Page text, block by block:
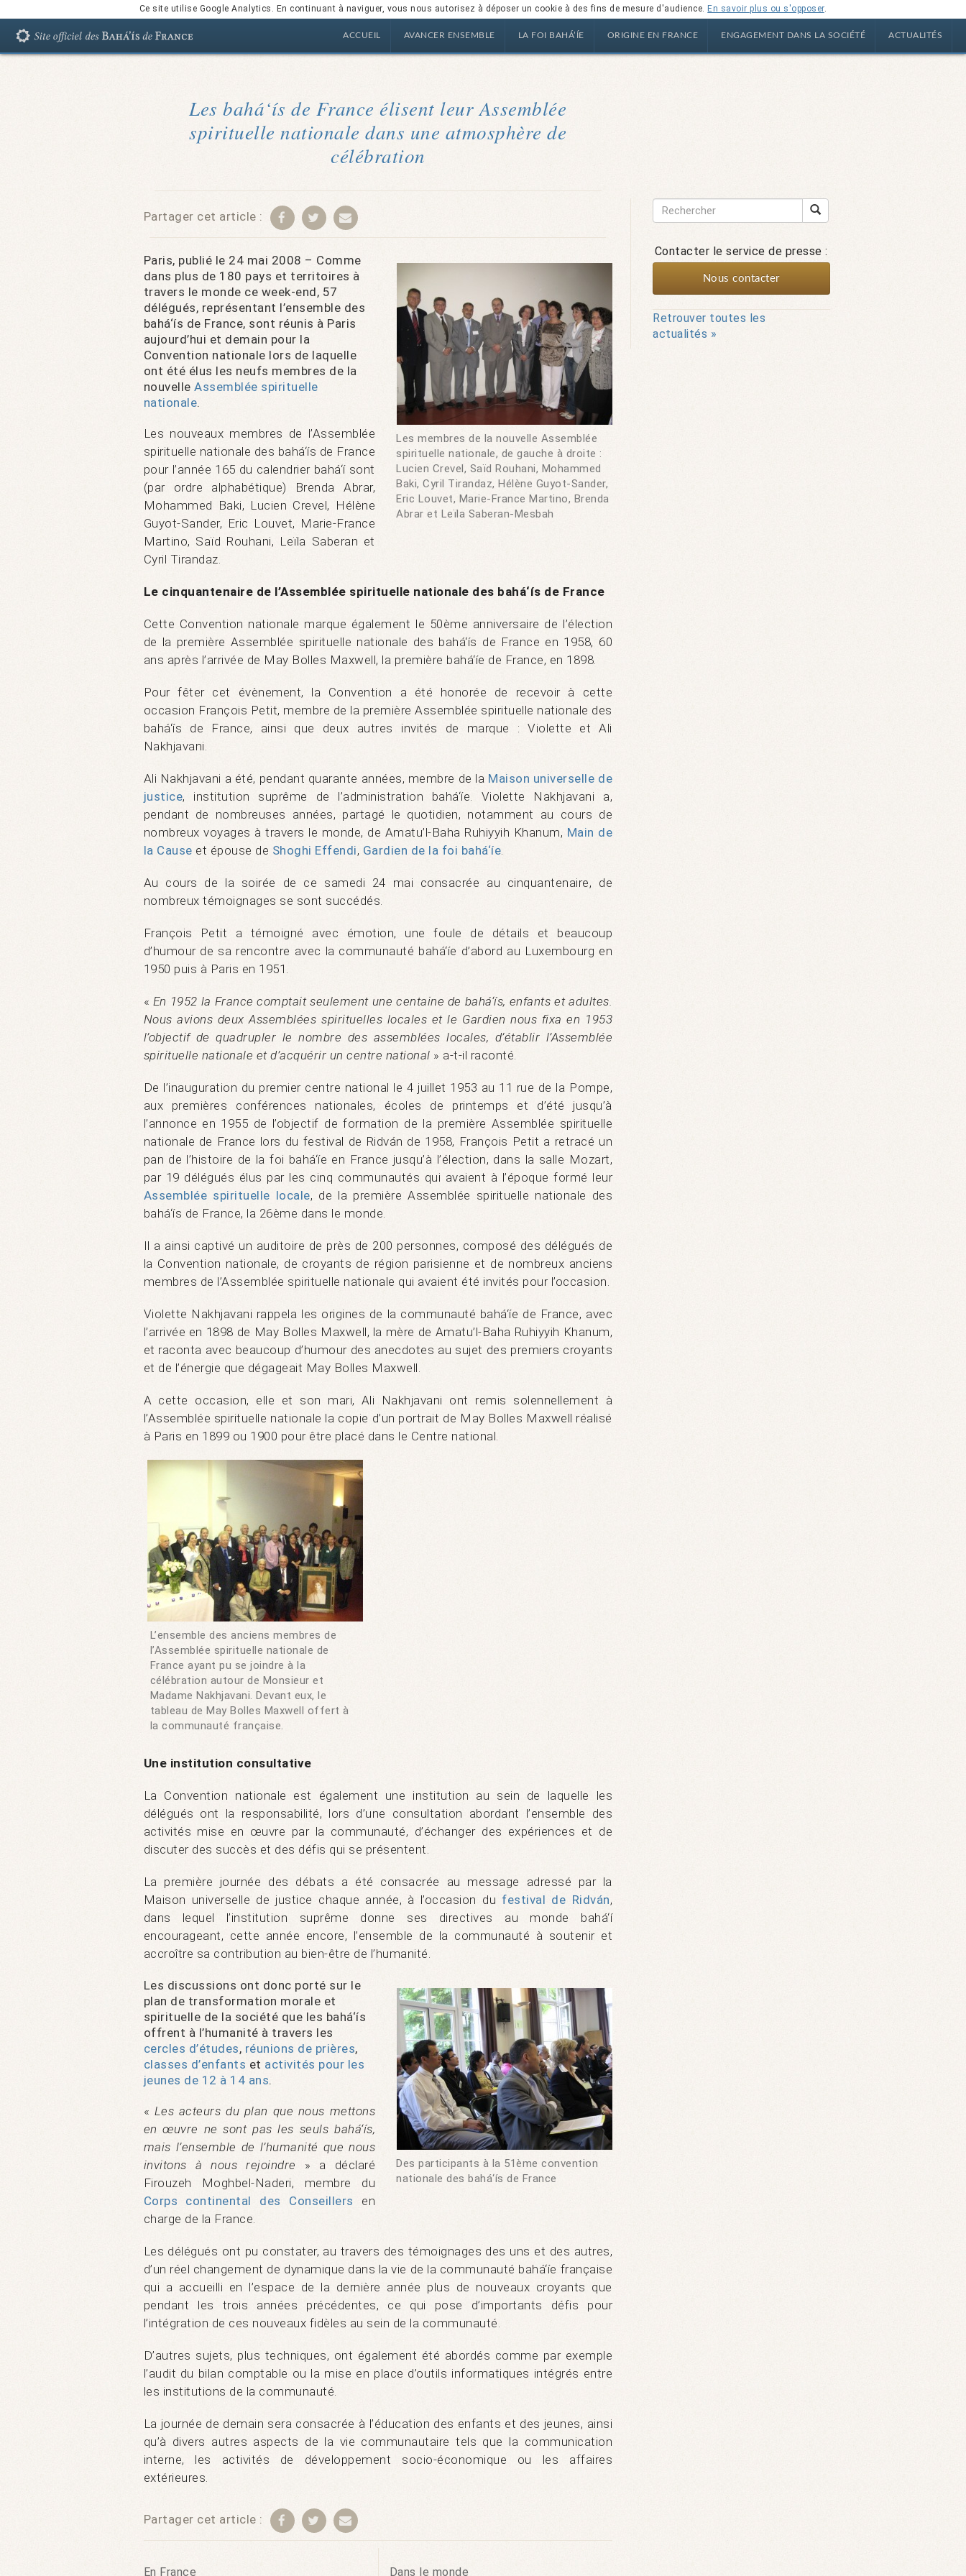
Ce site utilise Google Analytics. En continuant à naviguer, vous nous autorisez à déposer un cookie à des fins de mesure d'audience. En savoir plus ou s'opposer.
ACCUEIL AVANCER ENSEMBLE LA FOI BAHÁ’ÍE ORIGINE EN FRANCE ENGAGEMENT DANS LA SOCIÉTÉ ACTUALITÉS
Les bahá‘ís de France élisent leur Assemblée
spirituelle nationale dans une atmosphère de
célébration
Partager cet article :
Les membres de la nouvelle Assemblée
spirituelle nationale, de gauche à droite :
Lucien Crevel, Saïd Rouhani, Mohammed
Baki, Cyril Tirandaz, Hélène Guyot-Sander,
Eric Louvet, Marie-France Martino, Brenda
Abrar et Leïla Saberan-Mesbah
Paris, publié le 24 mai 2008 – Comme
dans plus de 180 pays et territoires à
travers le monde ce week-end, 57
délégués, représentant l’ensemble des
bahá‘ís de France, sont réunis à Paris
aujourd’hui et demain pour la
Convention nationale lors de laquelle
ont été élus les neufs membres de la
nouvelle Assemblée spirituelle
nationale.
Les nouveaux membres de l’Assemblée
spirituelle nationale des bahá‘ís de France
pour l’année 165 du calendrier bahá‘í sont
(par ordre alphabétique) Brenda Abrar,
Mohammed Baki, Lucien Crevel, Hélène
Guyot-Sander, Eric Louvet, Marie-France
Martino, Saïd Rouhani, Leïla Saberan et
Cyril Tirandaz.
Le cinquantenaire de l’Assemblée spirituelle nationale des bahá‘ís de France
Cette Convention nationale marque également le 50ème anniversaire de l’élection
de la première Assemblée spirituelle nationale des bahá‘ís de France en 1958, 60
ans après l’arrivée de May Bolles Maxwell, la première bahá‘íe de France, en 1898.
Pour fêter cet évènement, la Convention a été honorée de recevoir à cette
occasion François Petit, membre de la première Assemblée spirituelle nationale des
bahá‘ís de France, ainsi que deux autres invités de marque : Violette et Ali
Nakhjavani.
Ali Nakhjavani a été, pendant quarante années, membre de la Maison universelle de
justice, institution suprême de l’administration bahá‘íe. Violette Nakhjavani a,
pendant de nombreuses années, partagé le quotidien, notamment au cours de
nombreux voyages à travers le monde, de Amatu’l-Baha Ruhiyyih Khanum, Main de
la Cause et épouse de Shoghi Effendi, Gardien de la foi bahá‘íe.
Au cours de la soirée de ce samedi 24 mai consacrée au cinquantenaire, de
nombreux témoignages se sont succédés.
François Petit a témoigné avec émotion, une foule de détails et beaucoup
d’humour de sa rencontre avec la communauté bahá‘íe d’abord au Luxembourg en
1950 puis à Paris en 1951.
« En 1952 la France comptait seulement une centaine de bahá‘ís, enfants et adultes.
Nous avions deux Assemblées spirituelles locales et le Gardien nous fixa en 1953
l’objectif de quadrupler le nombre des assemblées locales, d’établir l’Assemblée
spirituelle nationale et d’acquérir un centre national » a-t-il raconté.
De l’inauguration du premier centre national le 4 juillet 1953 au 11 rue de la Pompe,
aux premières conférences nationales, écoles de printemps et d’été jusqu’à
l’annonce en 1955 de l’objectif de formation de la première Assemblée spirituelle
nationale de France lors du festival de Ridván de 1958, François Petit a retracé un
pan de l’histoire de la foi bahá‘íe en France jusqu’à l’élection, dans la salle Mozart,
par 19 délégués élus par les cinq communautés qui avaient à l’époque formé leur
Assemblée spirituelle locale, de la première Assemblée spirituelle nationale des
bahá‘ís de France, la 26ème dans le monde.
Il a ainsi captivé un auditoire de près de 200 personnes, composé des délégués de
la Convention nationale, de croyants de région parisienne et de nombreux anciens
membres de l’Assemblée spirituelle nationale qui avaient été invités pour l’occasion.
Violette Nakhjavani rappela les origines de la communauté bahá‘íe de France, avec
l’arrivée en 1898 de May Bolles Maxwell, la mère de Amatu’l-Baha Ruhiyyih Khanum,
et raconta avec beaucoup d’humour des anecdotes au sujet des premiers croyants
et de l’énergie que dégageait May Bolles Maxwell.
A cette occasion, elle et son mari, Ali Nakhjavani ont remis solennellement à
l’Assemblée spirituelle nationale la copie d’un portrait de May Bolles Maxwell réalisé
à Paris en 1899 ou 1900 pour être placé dans le Centre national.
L’ensemble des anciens membres de
l’Assemblée spirituelle nationale de
France ayant pu se joindre à la
célébration autour de Monsieur et
Madame Nakhjavani. Devant eux, le
tableau de May Bolles Maxwell offert à
la communauté française.
Une institution consultative
La Convention nationale est également une institution au sein de laquelle les
délégués ont la responsabilité, lors d’une consultation abordant l’ensemble des
activités mise en œuvre par la communauté, d’échanger des expériences et de
discuter des succès et des défis qui se présentent.
La première journée des débats a été consacrée au message adressé par la
Maison universelle de justice chaque année, à l’occasion du festival de Ridván,
dans lequel l’institution suprême donne ses directives au monde bahá‘í
encourageant, cette année encore, l’ensemble de la communauté à soutenir et
accroître sa contribution au bien-être de l’humanité.
Des participants à la 51ème convention
nationale des bahá‘ís de France
Les discussions ont donc porté sur le
plan de transformation morale et
spirituelle de la société que les bahá‘ís
offrent à l’humanité à travers les
cercles d’études, réunions de prières,
classes d’enfants et activités pour les
jeunes de 12 à 14 ans.
« Les acteurs du plan que nous mettons
en œuvre ne sont pas les seuls bahá‘ís,
mais l’ensemble de l’humanité que nous
invitons à nous rejoindre » a déclaré
Firouzeh Moghbel-Naderi, membre du
Corps continental des Conseillers en
charge de la France.
Les délégués ont pu constater, au travers des témoignages des uns et des autres,
d’un réel changement de dynamique dans la vie de la communauté bahá‘íe française
qui a accueilli en l’espace de la dernière année plus de nouveaux croyants que
pendant les trois années précédentes, ce qui pose d’importants défis pour
l’intégration de ces nouveaux fidèles au sein de la communauté.
D’autres sujets, plus techniques, ont également été abordés comme par exemple
l’audit du bilan comptable ou la mise en place d’outils informatiques intégrés entre
les institutions de la communauté.
La journée de demain sera consacrée à l’éducation des enfants et des jeunes, ainsi
qu’à divers autres aspects de la vie communautaire tels que la communication
interne, les activités de développement socio-économique ou les affaires
extérieures.
Partager cet article :
En France Dans le monde
Contacter le service de presse :
Nous contacter
Retrouver toutes les
actualités »